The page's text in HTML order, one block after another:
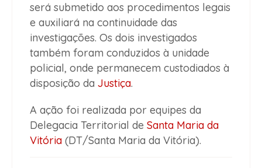
será submetido aos procedimentos legais
e auxiliará na continuidade das
investigações. Os dois investigados
também foram conduzidos à unidade
policial, onde permanecem custodiados à
disposição da Justiça.
A ação foi realizada por equipes da
Delegacia Territorial de Santa Maria da
Vitória (DT/Santa Maria da Vitória).